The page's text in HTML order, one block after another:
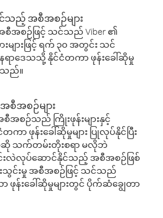
သည့် အစီအစဉ်များ
စီအစဉ်ဖြင့် သင်သည် Viber ၏
ျားဖြင့် ရက် ၃၀ အတွင်း သင်
ာဒေသသို့ နိုင်ငံတကာ ဖုန်းခေါ်ဆိုမှု
သည်။
စီအစဉ်များ
အစဉ်သည် ကြိုးဖုန်းများနှင့်
ကာ ဖုန်းခေါ်ဆိုမှုများ ပြုလုပ်နိုင်ပြီး
သက်တမ်းတိုးစရာ မလိုဘဲ
းလဲလုပ်ဆောင်နိုင်သည့် အစီအစဉ်ဖြစ်
သွင်းမှု အစီအစဉ်ဖြင့် သင်သည်
ဖုန်းခေါ်ဆိုမှုများတွင် ပိုက်ဆံချွေတာ